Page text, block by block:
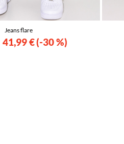
Jeans flare
41,99 € -30 %